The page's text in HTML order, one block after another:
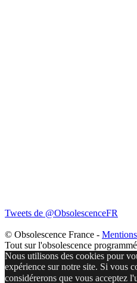
Tweets de @ObsolescenceFR
© Obsolescence France -
Tout sur l'obsolescence
Nous utilisons des cookies pour
expérience sur notre site. Si vous
considérerons que vous acceptez